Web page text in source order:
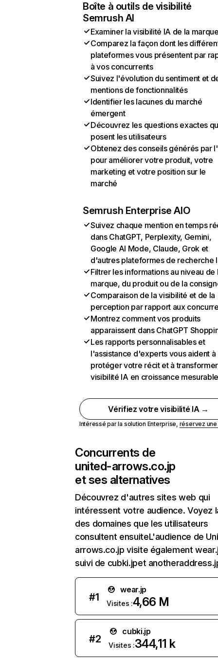
Boîte à outils de visibilité
Semrush AI
Examiner la visibilité IA de la
Comparez la façon dont les
plateformes vous présentent par
à vos concurrents
Suivez l'évolution du sentiment et
mentions de fonctionnalités
Identifier les lacunes du marché
émergent
Découvrez les questions exactes
posent les utilisateurs
Obtenez des conseils générés par
pour améliorer votre produit, votre
marketing et votre position sur le
marché
Semrush Enterprise AIO
Suivez chaque mention en temps
dans ChatGPT, Perplexity, Gemini,
Google AI Mode, Claude, Grok et
d'autres plateformes de recherche
Filtrer les informations au niveau de
marque, du produit ou de la
Comparaison de la visibilité et de la
perception par rapport aux
Montrez comment vos produits
apparaissent dans ChatGPT
Les rapports personnalisables et
l'assistance d'experts vous aident à
protéger votre récit et à
visibilité IA en croissance
Vérifiez votre visibilité IA →
Intéressé par la solution Enterprise, réservez
Concurrents de
united-arrows.co.jp
et ses alternatives
Découvrez d'autres sites web qui
intéressent votre audience. Voyez
des domaines que les utilisateurs
consultent ensuiteL'audience de
arrows.co.jp visite également
suivi de cubki.jpet
#1
wear.jp
Visites :4,66 M
#2
cubki.jp
Visites :344,11 k